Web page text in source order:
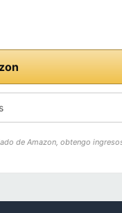
de Amazon, obtengo